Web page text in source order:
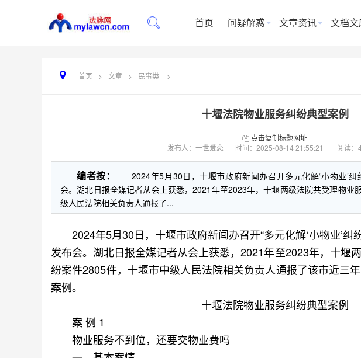
首页 问疑解惑 文章资讯 文档文
首页 > 文章 > 民事类 >
十堰法院物业服务纠纷典型案例
点击复制标题网址
发布人：一世爱恋
时间： 2025-08-14 21:55:21 阅读：
编者按：
2024年5月30日，十堰市政府新闻办召开多元化解‘小物业’纠
会。湖北日报全媒记者从会上获悉，2021年至2023年，十堰两级法院共受理物业
级人民法院相关负责人通报了...
2024年5月30日，十堰市政府新闻办召开“多元化解‘小物业’纠
发布会。湖北日报全媒记者从会上获悉，2021年至2023年，十堰
纷案件2805件，十堰市中级人民法院相关负责人通报了该市近三
案例。
十堰法院物业服务纠纷典型案例
案 例 1
物业服务不到位，还要交物业费吗